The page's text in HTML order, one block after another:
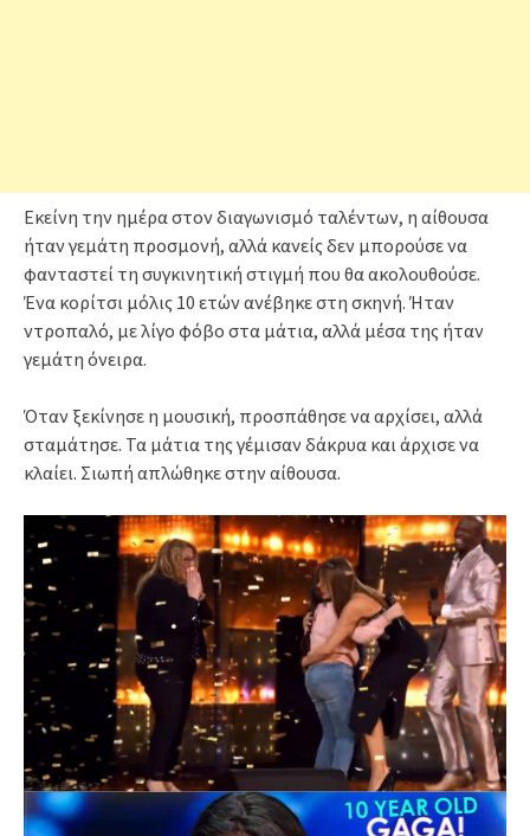
Εκείνη την ημέρα στον διαγωνισμό ταλέντων, η αίθουσα
ήταν γεμάτη προσμονή, αλλά κανείς δεν μπορούσε να
φανταστεί τη συγκινητική στιγμή που θα ακολουθούσε.
Ένα κορίτσι μόλις 10 ετών ανέβηκε στη σκηνή. Ήταν
ντροπαλό, με λίγο φόβο στα μάτια, αλλά μέσα της ήταν
γεμάτη όνειρα.
Όταν ξεκίνησε η μουσική, προσπάθησε να αρχίσει, αλλά
σταμάτησε. Τα μάτια της γέμισαν δάκρυα και άρχισε να
κλαίει. Σιωπή απλώθηκε στην αίθουσα.